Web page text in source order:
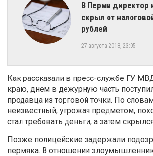
​В Перми директор
скрыл от
рублей
27 августа 2018, 23:05
Как рассказали в пресс-службе ГУ
краю, днем в дежурную часть
продавца из торговой точки. По
неизвестный, угрожая предметом,
стал требовать деньги, а затем
Позже полицейские задержали
пермяка. В отношении